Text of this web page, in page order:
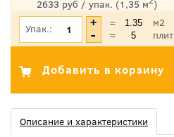
2633 руб / упак. (1,35 м )
*Цена указана с учетом НДС
Упак.: =
м2
=
плит
Описание и характеристики